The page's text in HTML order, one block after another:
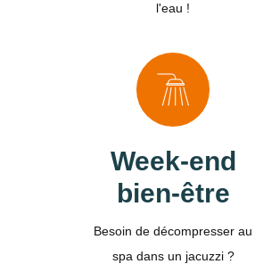
l'eau !
Week-end
bien-être
Besoin de décompresser au
spa dans un jacuzzi ?